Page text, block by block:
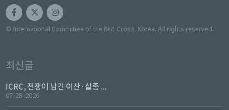
© International Committee of the Red Cross, Korea. All rights reserved.
최신글
ICRC, 전쟁이 남긴 이산·실종 ...
07-28-2026